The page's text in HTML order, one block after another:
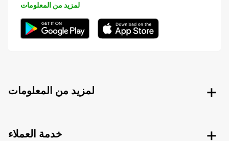
لمزيد من المعلومات
لمزيد من المعلومات
خدمة العملاء